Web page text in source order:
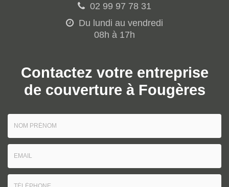
02 99 97 78 31
Du lundi au vendredi
08h à 17h
Contactez votre entreprise
de couverture à Fougères
Nom
-
Prénom
Email